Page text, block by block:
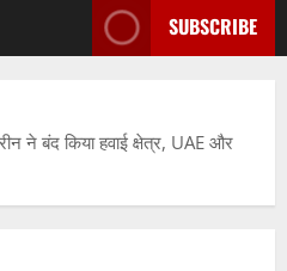
SUBSCRIBE
ने बंद किया हवाई क्षेत्र, UAE और